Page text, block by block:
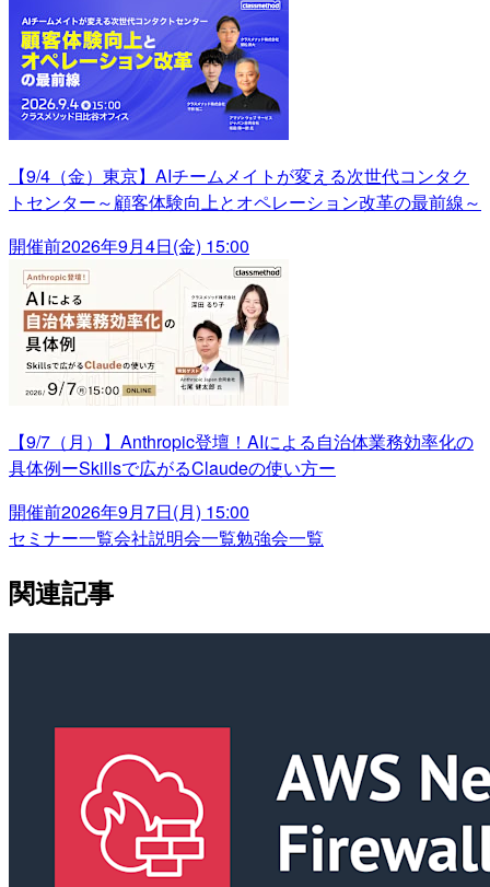
【9/4（金）東京】AIチームメイトが変える次世代コンタク
トセンター～顧客体験向上とオペレーション改革の最前線～
開催前2026年9月4日(金) 15:00
【9/7（月）】Anthropic登壇！AIによる自治体業務効率化の
具体例ーSkillsで広がるClaudeの使い方ー
開催前2026年9月7日(月) 15:00
セミナー一覧会社説明会一覧勉強会一覧
関連記事